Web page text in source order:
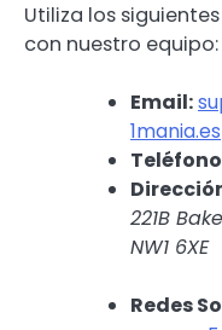
Utiliza los
con nuestro equipo:
Email:
1mania.es
221B
NW1 6XE
Redes